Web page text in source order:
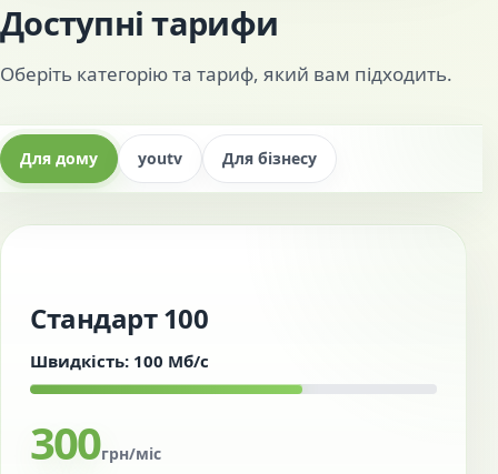
Доступні тарифи
Оберіть категорію та тариф, який вам підходить.
Для дому youtv Для бізнесу
Стандарт 100
Швидкість: 100 Мб/с
300грн/міс